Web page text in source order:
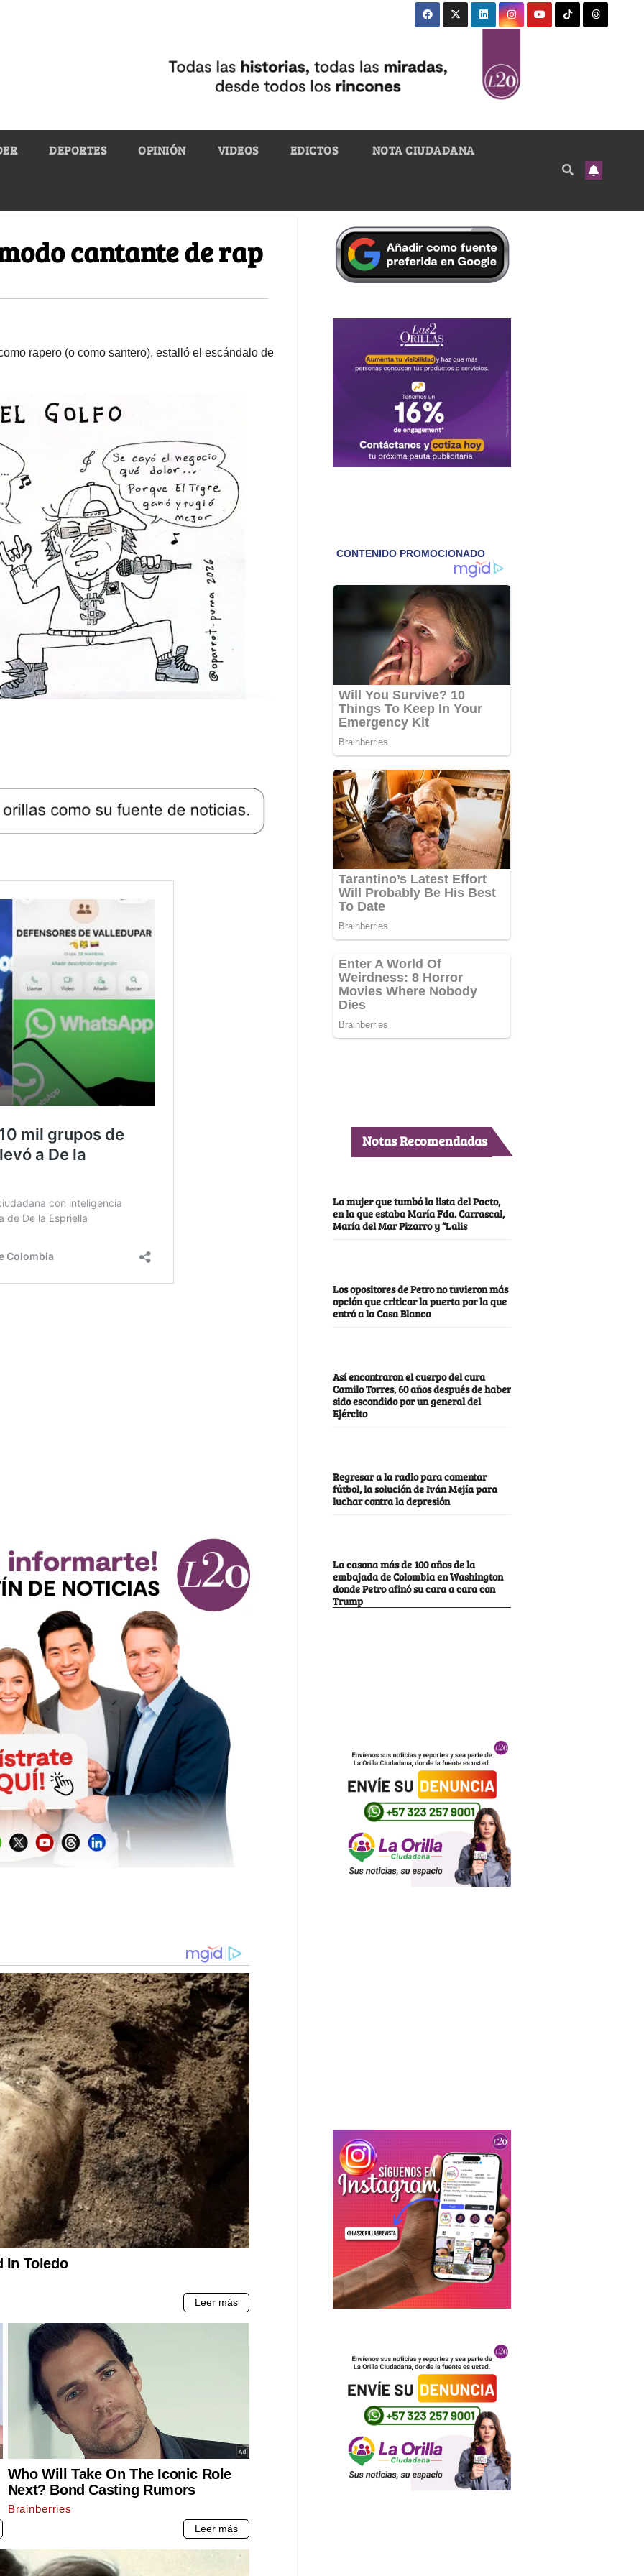
DEPORTES OPINIÓN VIDEOS EDICTOS NOTA CIUDADANA
cantante de rap
rapero (o como santero), estalló el escándalo de
Notas Recomendadas
La mujer que tumbó la lista del Pacto,
en la que estaba María Fda. Carrascal,
María del Mar Pizarro y “Lalis
Los opositores de Petro no tuvieron más
opción que criticar la puerta por la que
entró a la Casa Blanca
Así encontraron el cuerpo del cura
Camilo Torres, 60 años después de haber
sido escondido por un general del
Ejército
Regresar a la radio para comentar
fútbol, la solución de Iván Mejía para
luchar contra la depresión
La casona más de 100 años de la
embajada de Colombia en Washington
donde Petro afinó su cara a cara con
Trump